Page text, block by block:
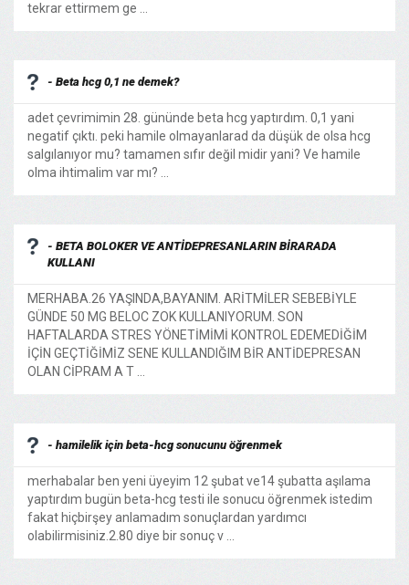
tekrar ettirmem ge ...
- Beta hcg 0,1 ne demek?
adet çevrimimin 28. gününde beta hcg yaptırdım. 0,1 yani
negatif çıktı. peki hamile olmayanlarad da düşük de olsa hcg
salgılanıyor mu? tamamen sıfır değil midir yani? Ve hamile
olma ihtimalim var mı? ...
- BETA BOLOKER VE ANTİDEPRESANLARIN BİRARADA
KULLANI
MERHABA.26 YAŞINDA,BAYANIM. ARİTMİLER SEBEBİYLE
GÜNDE 50 MG BELOC ZOK KULLANIYORUM. SON
HAFTALARDA STRES YÖNETİMİMİ KONTROL EDEMEDİĞİM
İÇİN GEÇTİĞİMİZ SENE KULLANDIĞIM BİR ANTİDEPRESAN
OLAN CİPRAM A T ...
- hamilelik için beta-hcg sonucunu öğrenmek
merhabalar ben yeni üyeyim 12 şubat ve14 şubatta aşılama
yaptırdım bugün beta-hcg testi ile sonucu öğrenmek istedim
fakat hiçbirşey anlamadım sonuçlardan yardımcı
olabilirmisiniz.2.80 diye bir sonuç v ...